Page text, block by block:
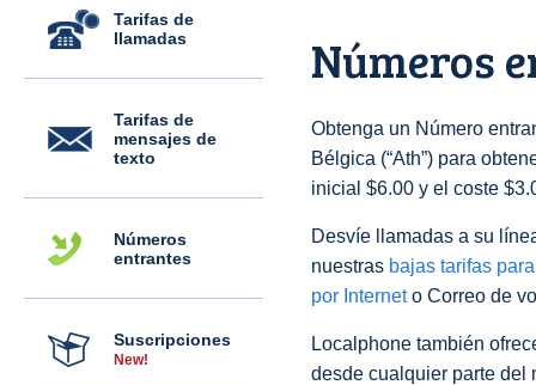
Tarifas de
llamadas
Tarifas de
mensajes de
texto
Números
entrantes
Suscripciones
New!
Números
Obtenga un Número
Bélgica (“Ath”) para
inicial $6.00 y el coste
Desvíe llamadas a su
nuestras bajas tarifas
por Interneto Correo de
Localphone también
desde cualquier parte del